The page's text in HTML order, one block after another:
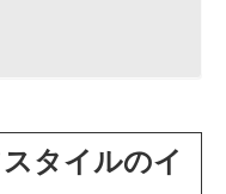
タイルのイ